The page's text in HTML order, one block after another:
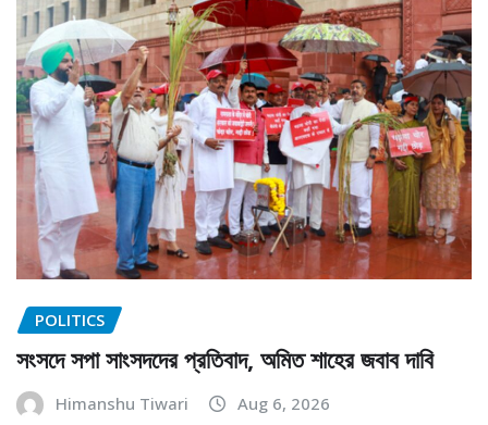
POLITICS
সংসদে সপা সাংসদদের প্রতিবাদ, অমিত শাহের জবাব দাবি
Himanshu Tiwari Aug 6, 2026